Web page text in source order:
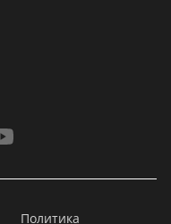
Политика